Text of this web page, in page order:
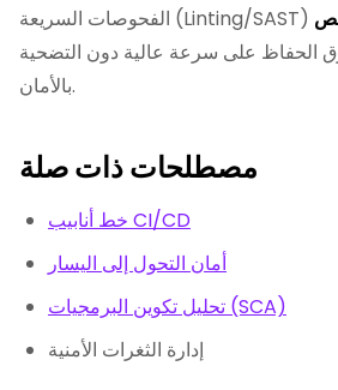
الحفاظ على سرعة عالية دون التضحية
بالأمان.
مصطلحات ذات صلة
خط أنابيب CI/CD
أمان التحول إلى اليسار
تحليل تكوين البرمجيات (SCA)
إدارة الثغرات الأمنية